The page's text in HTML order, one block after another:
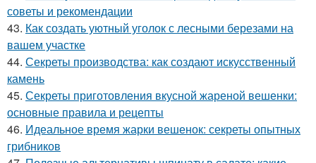
советы и рекомендации
43. Как создать уютный уголок с лесными березами на
вашем участке
44. Секреты производства: как создают искусственный
камень
45. Секреты приготовления вкусной жареной вешенки:
основные правила и рецепты
46. Идеальное время жарки вешенок: секреты опытных
грибников